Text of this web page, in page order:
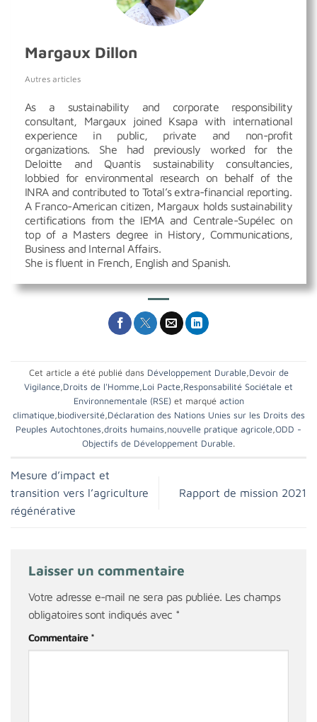
Margaux Dillon
Autres articles
As a sustainability and corporate responsibility
consultant, Margaux joined Ksapa with international
experience in public, private and non-profit
organizations. She had previously worked for the
Deloitte and Quantis sustainability consultancies,
lobbied for environmental research on behalf of the
INRA and contributed to Total’s extra-financial reporting.
A Franco-American citizen, Margaux holds sustainability
certifications from the IEMA and Centrale-Supélec on
top of a Masters degree in History, Communications,
Business and Internal Affairs.
She is fluent in French, English and Spanish.
Cet article a été publié dans Développement Durable,Devoir de
Vigilance,Droits de l'Homme,Loi Pacte,Responsabilité Sociétale et
Environnementale (RSE)et marqué action
climatique,biodiversité,Déclaration des Nations Unies sur les Droits des
Peuples Autochtones,droits humains,nouvelle pratique agricole,ODD -
Objectifs de Développement Durable.
Mesure d’impact et
transition vers l’agriculture
régénérative
Rapport de mission 2021
Laisser un commentaire
Votre adresse e-mail ne sera pas publiée. Les champs
obligatoires sont indiqués avec *
Commentaire *